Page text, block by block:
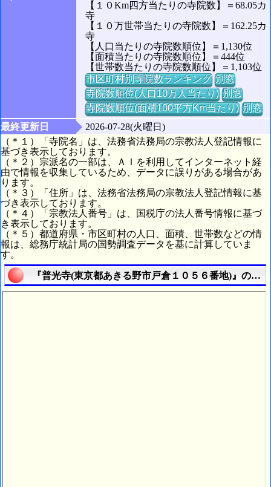
【１０Km四方当たりの寺院数】＝68.05カ
寺
【１０万世帯当たりの寺院数】＝162.25カ
寺
【人口当たりの寺院数順位】＝1,130位
【面積当たりの寺院数順位】＝444位
【世帯数当たりの寺院数順位】＝1,103位
市区町村別寺院数ランキング 別窓
寺院数順位(人口10万人当たり) 別窓
寺院数順位(面積100平方Km当たり) 別窓
最終更新日
2026-07-28(火曜日)
（＊１）「寺院名」は、法務省法務局の宗教法人登記情報に
基づき表示しております。
（＊２）宗派名の一部は、ＡＩを利用してインターネット経
由で情報を収集しているため、データに誤りがある場合があ
ります。
（＊３）「住所」は、法務省法務局の宗教法人登記情報に基
づき表示しております。
（＊４）「宗教法人番号」は、国税庁の法人番号情報に基づ
き表示しております。
（＊５）都道府県・市区町村の人口、面積、世帯数などの情
報は、総務庁統計局の国勢調査データを基に計算していま
す。
『普光寺(東京都あきる野市戸倉１０５６番地)』の航